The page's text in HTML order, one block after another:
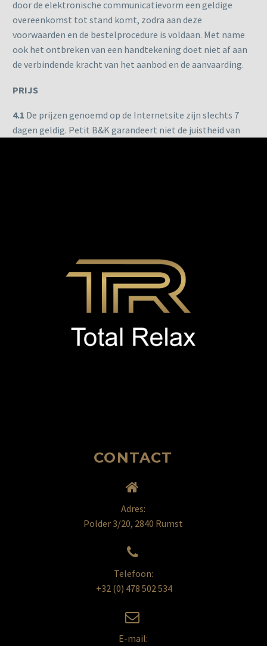
door de elektronische communicatievorm een geldige
overeenkomst tot stand komt, zodra aan deze
voorwaarden en de bestelprocedure is voldaan. Met name
ook het ontbreken van een handtekening doet niet af aan
de verbindende kracht van het aanbod en de aanvaarding.
PRIJS
4.1 De prijzen genoemd op de Internetsite zijn slechts 7
dagen geldig. Petit B&K garandeert niet de juistheid van
CONTACT


Adres:
Polder 3/20, 2840 Rumst


Telefoon:
+32 (0) 478 502 534


E-mail: